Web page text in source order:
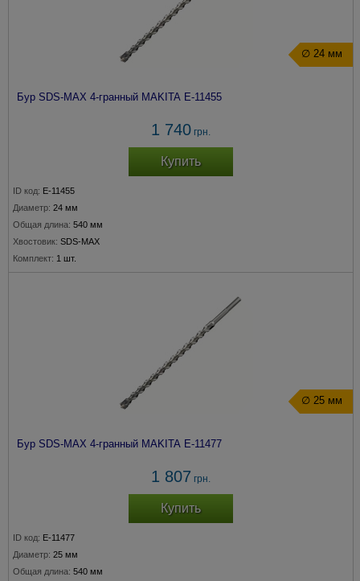
∅ 24 мм
Бур SDS-MAX 4-гранный MAKITA E-11455
1 740 грн.
Купить
ID код: E-11455
Диаметр: 24 мм
Общая длина: 540 мм
Хвостовик: SDS-MAX
Комплект: 1 шт.
∅ 25 мм
Бур SDS-MAX 4-гранный MAKITA E-11477
1 807 грн.
Купить
ID код: E-11477
Диаметр: 25 мм
Общая длина: 540 мм